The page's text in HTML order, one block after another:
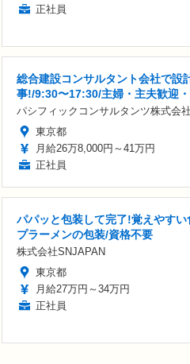
正社員
総合建設コンサルタント会社で設
事!/9:30〜17:30/主婦・主夫歓迎
パシフィックコンサルタンツ株式会社
東京都
月給26万8,000円～41万円
正社員
パパッと包装して完了!覚えやす
プラーメンの包装/資格不要
株式会社SNJAPAN
東京都
月給27万円～34万円
正社員